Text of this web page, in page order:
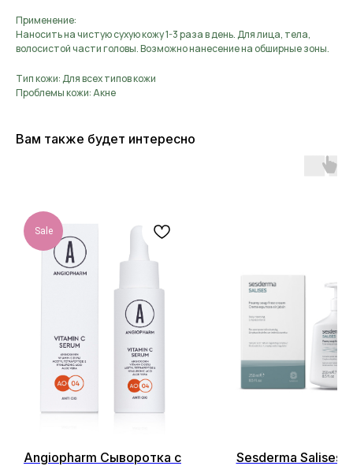
Применение:
Наносить на чистую сухую кожу 1-3 раза в день. Для лица, тела,
волосистой части головы. Возможно нанесение на обширные зоны.
Тип кожи: Для всех типов кожи
Проблемы кожи: Акне
Вам также будет интересно
Sale
Angiopharm Сыворотка с
Sesderma Salises
вскоре свяжемся с вами